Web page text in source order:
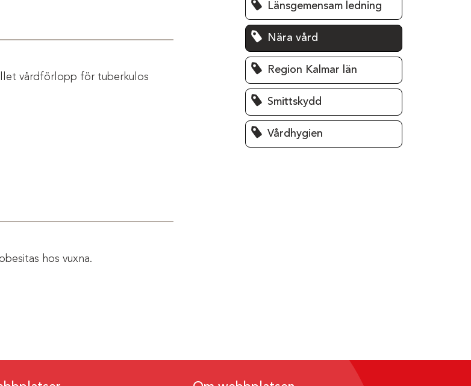
vårdförlopp för tuberkulos
hos vuxna.
Länsgemensam ledning
Nära vård
Region Kalmar län
Smittskydd
Vårdhygien